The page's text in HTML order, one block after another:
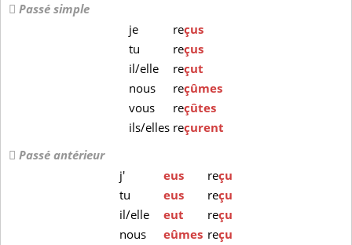
Passé simple
je
reçus
tu
reçus
il/elle
reçut
nous
reçûmes
vous
reçûtes
ils/elles reçurent
Passé antérieur
j'
eus reçu
tu
eus reçu
il/elle
eut reçu
nous
eûmes reçu